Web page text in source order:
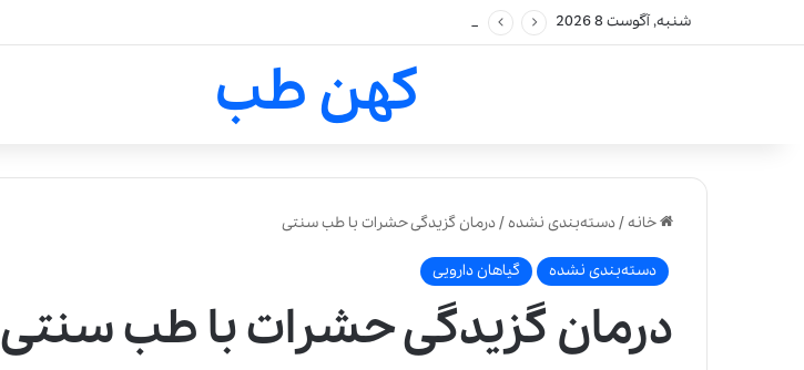
شنبه, آگوست 8 2026
کهن طب
خانه/دسته‌بندی نشده/درمان گزیدگی حشرات با طب سنتی
دسته‌بندی نشده گیاهان دارویی
درمان گزیدگی حشرات با طب سنتی